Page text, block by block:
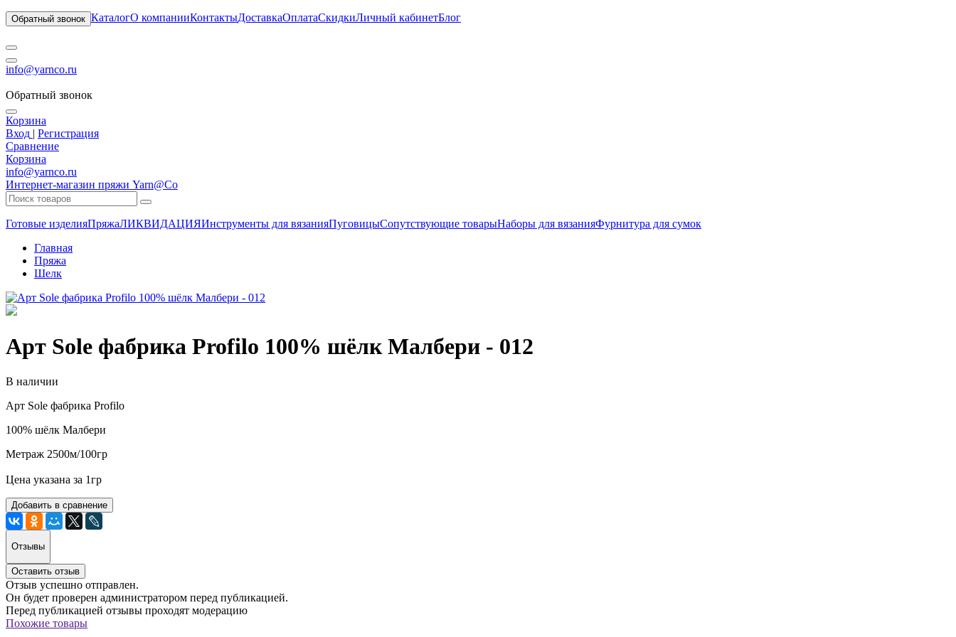
Обратный звонок КаталогО компанииКонтактыДоставкаОплатаСкидкиЛичный кабинетБлог
info@yarnco.ru
Обратный звонок
Корзина
Вход | Регистрация
Сравнение
Корзина
info@yarnco.ru
Интернет-магазин пряжи Yarn@Co
Готовые изделияПряжаЛИКВИДАЦИЯИнструменты для вязанияПуговицыСопутствующие товарыНаборы для вязанияФурнитура для сумок
Главная
Пряжа
Шелк
Арт Sole фабрика Profilo 100% шёлк Малбери - 012
В наличии
Арт Sole фабрика Profilo
100% шёлк Малбери
Метраж 2500м/100гр
Цена указана за 1гр
Добавить в сравнение
Отзывы
Оставить отзыв
Отзыв успешно отправлен.
Он будет проверен администратором перед публикацией.
Перед публикацией отзывы проходят модерацию
Похожие товары